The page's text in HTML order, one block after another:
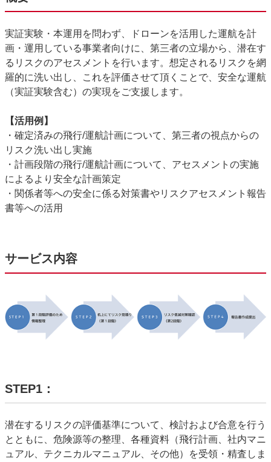
実証実験・本運用を問わず、ドローンを活用した運航を計
画・運用している事業者向けに、第三者の立場から、潜在す
るリスクのアセスメントを行います。想定されるリスクを網
羅的に洗い出し、これを評価させて頂くことで、安全な運航
（実証実験含む）の実現をご支援します。
【活用例】
・確定済みの飛行/運航計画について、第三者の視点からの
リスク洗い出し実施
・計画段階の飛行/運航計画について、アセスメントの実施
によるより安全な計画策定
・関係者等への安全に係る対策書やリスクアセスメント報告
書等への活用
サービス内容
STEP1：
潜在するリスクの評価基準について、検討および合意を行う
とともに、危険源等の整理、各種資料（飛行計画、社内マニ
ュアル、テクニカルマニュアル、その他）を受領・精査しま